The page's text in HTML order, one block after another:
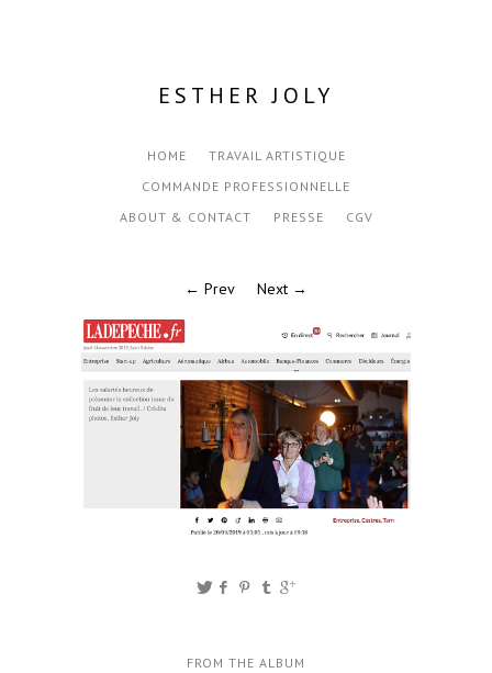
ESTHER JOLY
HOME
TRAVAIL ARTISTIQUE
COMMANDE PROFESSIONNELLE
ABOUT & CONTACT
PRESSE CGV
← Prev Next →
FROM THE ALBUM